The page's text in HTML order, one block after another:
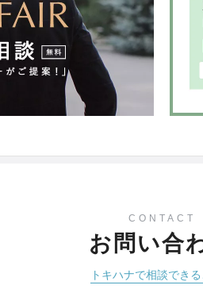
CONTACT
お問い合
トキハナで相談できる